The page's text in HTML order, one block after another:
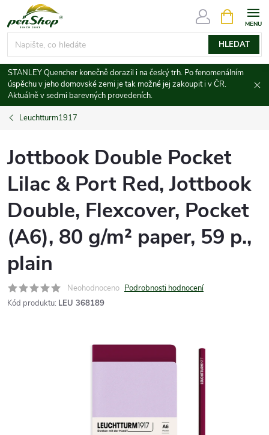
na
obsah
HLEDAT
NÁKUPNÍ
KOŠÍK
STANLEY Quencher konečně dorazil i na český trh. Po fenomenálním
úspěchu v jeho domovské zemi je tak možné jej zakoupit i v ČR.
Aktuálně v sedmi barevných provedeních.
Leuchtturm1917
Jottbook Double Pocket
Lilac & Port Red, Jottbook
Double, Flexcover, Pocket
(A6), 80 g/m² paper, 59 p.,
plain
Neohodnoceno Podrobnosti hodnocení
Kód produktu: LEU 368189